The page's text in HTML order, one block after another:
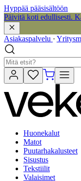
Hyppää pääsisältöön
Päivitä koti edullisesti.
Asiakaspalvelu ·
Huonekalut
Matot
Puutarhakalusteet
Sisustus
Tekstiilit
Valaisimet